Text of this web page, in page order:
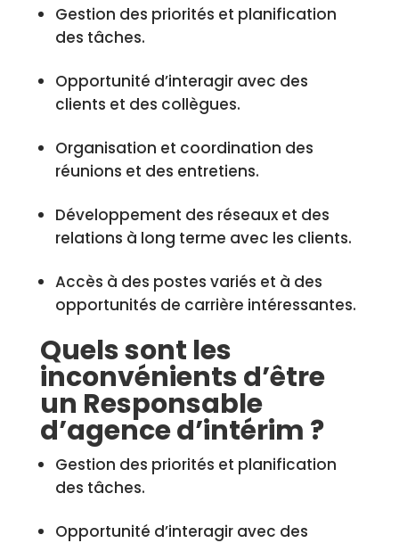
Gestion des priorités et planification
des tâches.
Opportunité d’interagir avec des
clients et des collègues.
Organisation et coordination des
réunions et des entretiens.
Développement des réseaux et des
relations à long terme avec les clients.
Accès à des postes variés et à des
opportunités de carrière intéressantes.
Quels sont les
inconvénients d’être
un Responsable
d’agence d’intérim ?
Gestion des priorités et planification
des tâches.
Opportunité d’interagir avec des